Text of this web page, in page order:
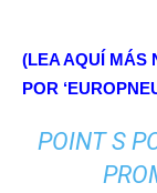
(LEA AQUÍ MÁS
POR
POINT S